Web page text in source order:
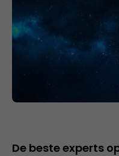
De beste experts